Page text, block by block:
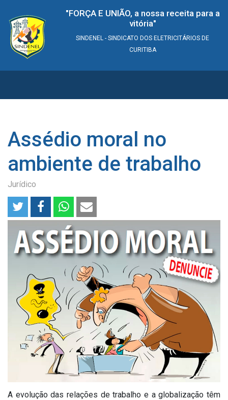
"FORÇA E UNIÃO, a nossa receita para a
vitória"
SINDENEL - SINDICATO DOS ELETRICITÁRIOS DE
CURITIBA
Assédio moral no
ambiente de trabalho
Jurídico
A evolução das relações de trabalho e a globalização têm